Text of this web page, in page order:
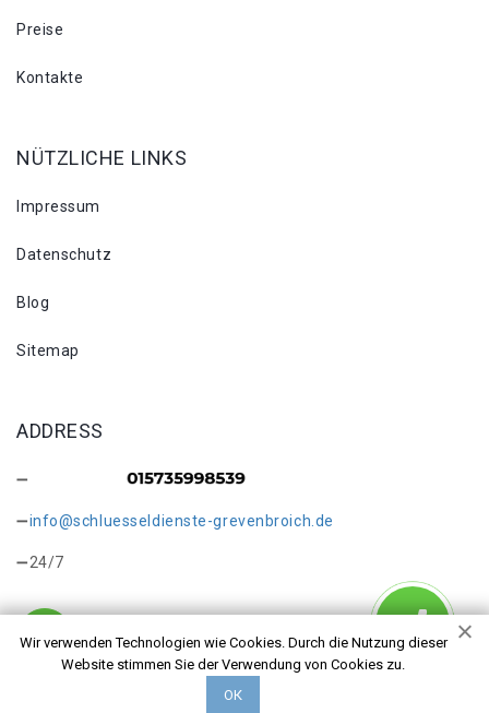
Wir verwenden Technologien wie Cookies. Durch die Nutzung dieser
Website stimmen Sie der Verwendung von Cookies zu.
ОК
Preise
Kontakte
NÜTZLICHE LINKS
Impressum
Datenschutz
Blog
Sitemap
ADDRESS
info@schluesseldienste-grevenbroich.de
24/7
Copyright © 2026 Schlosswechsel Grevenbroich. Alle Rechte